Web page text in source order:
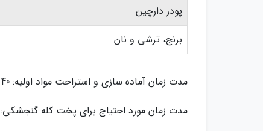
پودر دارچین
برنج، ترشی و نان
مدت زمان آماده سازی و استراحت مواد اولیه: 40 دقیقه
مدت زمان مورد احتیاج برای پخت کله گنجشکی: 60 دقیقه